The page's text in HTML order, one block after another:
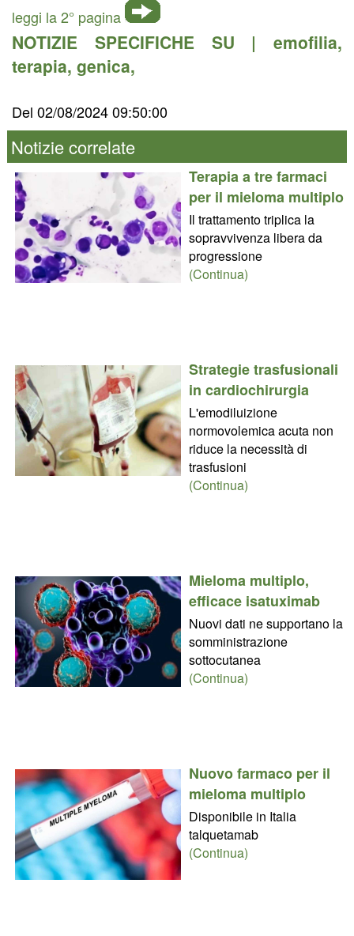
leggi la 2° pagina
NOTIZIE SPECIFICHE SU | emofilia,
terapia, genica,
Del 02/08/2024 09:50:00
Notizie correlate
Terapia a tre farmaci
per il mieloma multiplo
Il trattamento triplica la
sopravvivenza libera da
progressione
(Continua)
Strategie trasfusionali
in cardiochirurgia
L'emodiluizione
normovolemica acuta non
riduce la necessità di
trasfusioni
(Continua)
Mieloma multiplo,
efficace isatuximab
Nuovi dati ne supportano la
somministrazione
sottocutanea
(Continua)
Nuovo farmaco per il
mieloma multiplo
Disponibile in Italia
talquetamab
(Continua)